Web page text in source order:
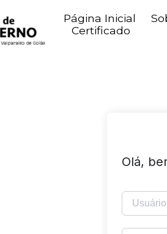
Página Inicial
Certificado
Olá,